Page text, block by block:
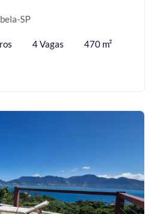
SP
4 Vagas 470 m²